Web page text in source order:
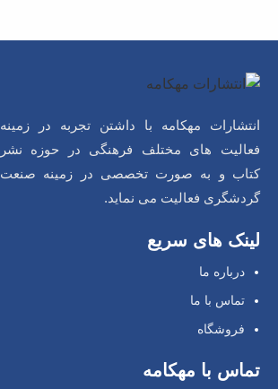
انتشارات مهکامه با داشتن تجربه در زمینه
فعالیت های مختلف فرهنگی در حوزه نشر
کتاب و به صورت تخصصی در زمینه صنعت
گردشگری فعالیت می نماید.
لینک های سریع
درباره ما
تماس با ما
فروشگاه
تماس با مهکامه